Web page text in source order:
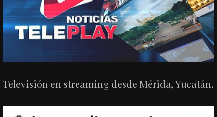
Televisión en streaming desde Mérida, Yucatán.